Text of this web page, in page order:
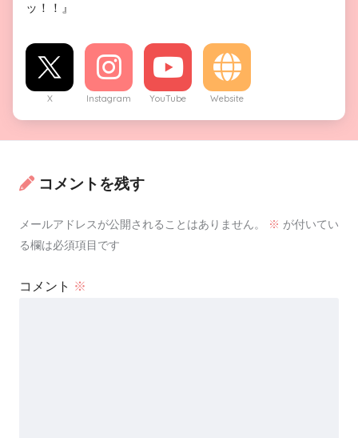
ッ！！』
X Instagram YouTube Website
コメントを残す
メールアドレスが公開されることはありません。 ※ が付いてい
る欄は必須項目です
コメント ※